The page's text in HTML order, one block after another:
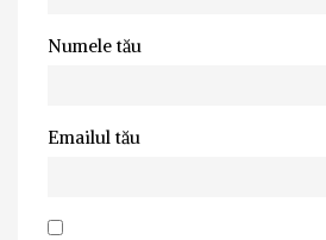
Numele tău
Emailul tău